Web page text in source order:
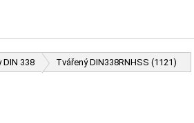
DIN 338 Tvářený DIN338RNHSS (1121)